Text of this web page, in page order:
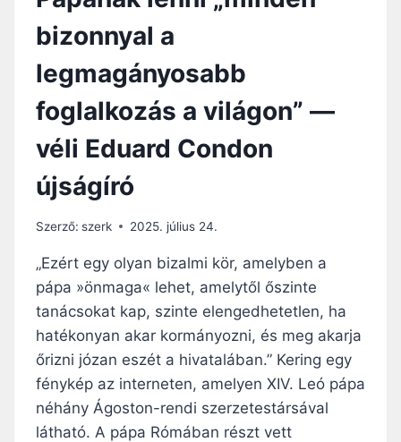
bizonnyal a
legmagányosabb
foglalkozás a világon” —
véli Eduard Condon
újságíró
Szerző: szerk 2025. július 24.
„Ezért egy olyan bizalmi kör, amelyben a
pápa »önmaga« lehet, amelytől őszinte
tanácsokat kap, szinte elengedhetetlen, ha
hatékonyan akar kormányozni, és meg akarja
őrizni józan eszét a hivatalában.” Kering egy
fénykép az interneten, amelyen XIV. Leó pápa
néhány Ágoston-rendi szerzetestársával
látható. A pápa Rómában részt vett